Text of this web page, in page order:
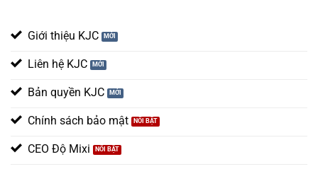
Giới thiệu KJC
Liên hệ KJC
Bản quyền KJC
Chính sách bảo mật
CEO Độ Mixi